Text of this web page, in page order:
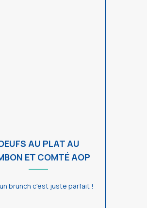
AU PLAT AU
ET COMTÉ AOP
brunch c'est juste parfait !